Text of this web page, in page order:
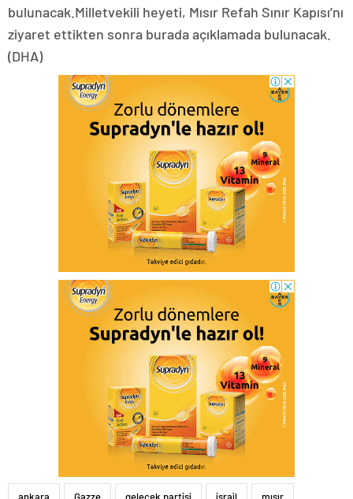
bulunacak.Milletvekili heyeti, Mısır Refah Sınır Kapısı’nı
ziyaret ettikten sonra burada açıklamada bulunacak.
(DHA)